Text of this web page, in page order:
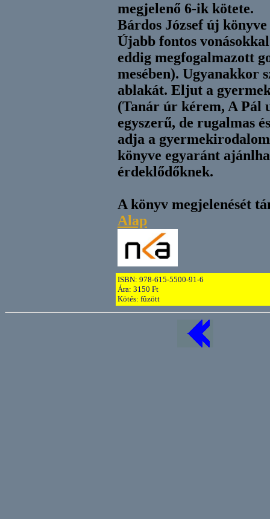
megjelenő 6-ik kötete.
Bárdos József új
Újabb fontos
eddig megfogalmazott
mesében). Ugyanakkor
ablakát. Eljut a
(Tanár úr kérem, A Pál
egyszerű, de rugalmas
adja a
könyve egyaránt
érdeklődőknek.
A könyv megjelenését
Alap
ISBN: 978-615-5500-91-6
Ára: 3150 Ft
Kötés: fûzött